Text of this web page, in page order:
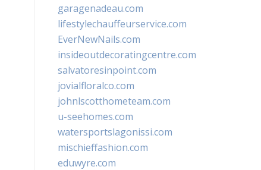
garagenadeau.com
lifestylechauffeurservice.com
EverNewNails.com
insideoutdecoratingcentre.com
salvatoresinpoint.com
jovialfloralco.com
johnlscotthometeam.com
u-seehomes.com
watersportslagonissi.com
mischieffashion.com
eduwyre.com